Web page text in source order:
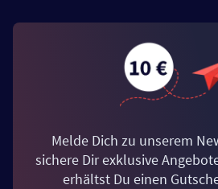
Melde Dich zu unserem
sichere Dir exklusive
erhältst Du einen